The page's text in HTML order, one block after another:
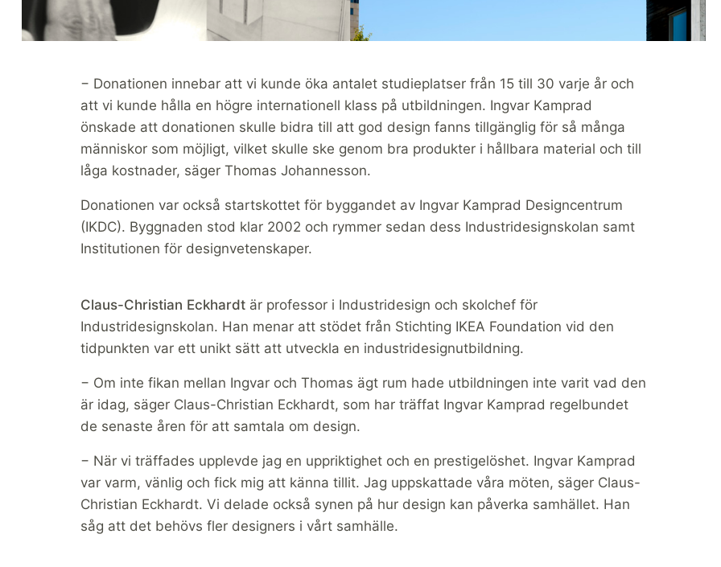
− Donationen innebar att vi kunde öka antalet studieplatser från 15 till 30 varje år och
att vi kunde hålla en högre internationell klass på utbildningen. Ingvar Kamprad
önskade att donationen skulle bidra till att god design fanns tillgänglig för så många
människor som möjligt, vilket skulle ske genom bra produkter i hållbara material och till
låga kostnader, säger Thomas Johannesson.
Donationen var också startskottet för byggandet av Ingvar Kamprad Designcentrum
(IKDC). Byggnaden stod klar 2002 och rymmer sedan dess Industridesignskolan samt
Institutionen för designvetenskaper.
Claus-Christian Eckhardt är professor i Industridesign och skolchef för
Industridesignskolan. Han menar att stödet från Stichting IKEA Foundation vid den
tidpunkten var ett unikt sätt att utveckla en industridesignutbildning.
− Om inte fikan mellan Ingvar och Thomas ägt rum hade utbildningen inte varit vad den
är idag, säger Claus-Christian Eckhardt, som har träffat Ingvar Kamprad regelbundet
de senaste åren för att samtala om design.
− När vi träffades upplevde jag en uppriktighet och en prestigelöshet. Ingvar Kamprad
var varm, vänlig och fick mig att känna tillit. Jag uppskattade våra möten, säger Claus-
Christian Eckhardt. Vi delade också synen på hur design kan påverka samhället. Han
såg att det behövs fler designers i vårt samhälle.